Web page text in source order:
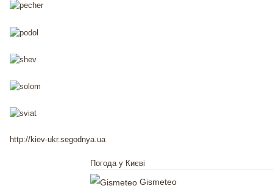
http://kiev-ukr.segodnya.ua
Погода у Києві
Gismeteo